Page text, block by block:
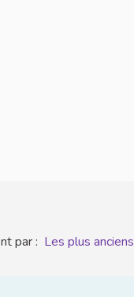
par : Les plus anciens